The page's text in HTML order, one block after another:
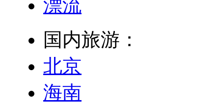
漂流
国内旅游：
北京
海南